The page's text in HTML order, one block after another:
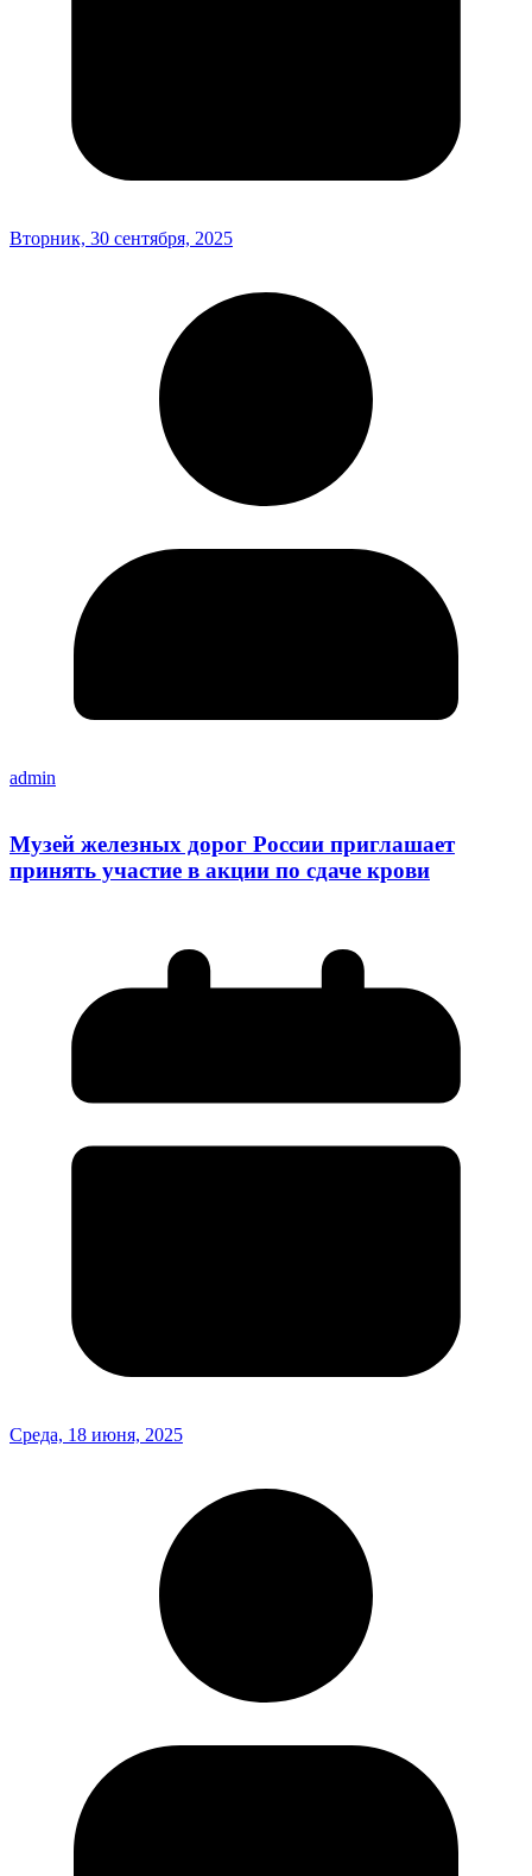
Вторник, 30 сентября, 2025
admin
Музей железных дорог России приглашает
принять участие в акции по сдаче крови
Среда, 18 июня, 2025